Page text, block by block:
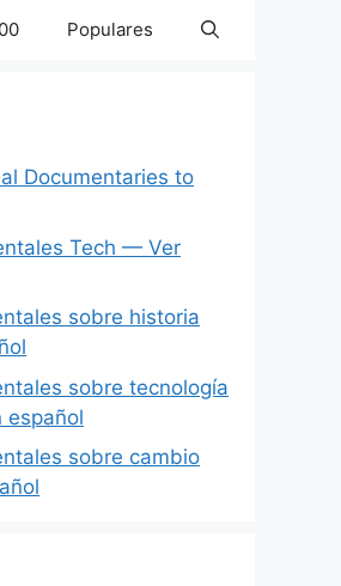
Populares
Documentaries to
Tech — Ver
sobre historia
sobre tecnología
español
sobre cambio